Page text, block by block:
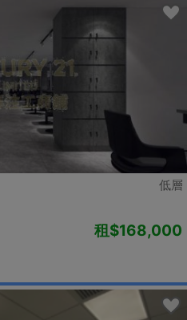
低層
租$168,000